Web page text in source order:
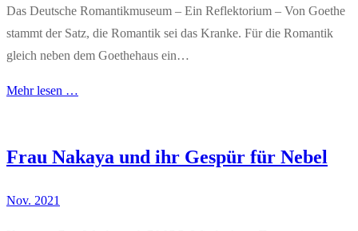
Das Deutsche Romantikmuseum – Ein Reflektorium – Von Goethe
stammt der Satz, die Romantik sei das Kranke. Für die Romantik
gleich neben dem Goethehaus ein…
Mehr lesen …
Frau Nakaya und ihr Gespür für Nebel
Nov. 2021